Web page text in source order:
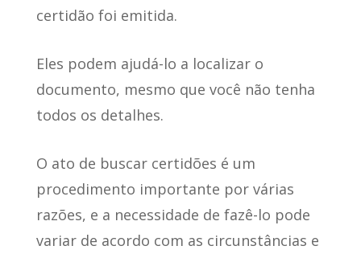
certidão foi emitida.
Eles podem ajudá-lo a localizar o
documento, mesmo que você não tenha
todos os detalhes.
O ato de buscar certidões é um
procedimento importante por várias
razões, e a necessidade de fazê-lo pode
variar de acordo com as circunstâncias e